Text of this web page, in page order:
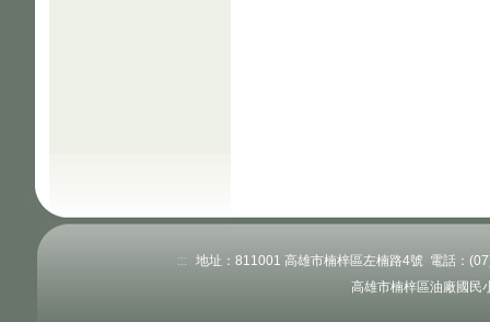
:::
地址：811001 高雄市楠梓區左楠路4號 電話：
高雄市楠梓區油廠國民